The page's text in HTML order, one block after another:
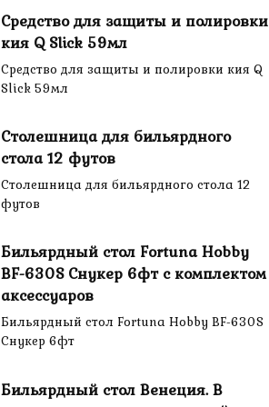
Средство для защиты и полировки
кия Q Slick 59мл
Средство для защиты и полировки кия Q
Slick 59мл
Столешница для бильярдного
стола 12 футов
Столешница для бильярдного стола 12
футов
Бильярдный стол Fortuna Hobby
BF-630S Cнукер 6фт с комплектом
аксессуаров
Бильярдный стол Fortuna Hobby BF-630S
Cнукер 6фт
Бильярдный стол Венеция. В